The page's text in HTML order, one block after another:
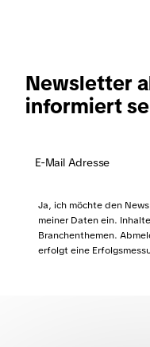
Newsletter
informiert
Ja, ich möchte den
meiner Daten ein.
Branchenthemen.
erfolgt eine